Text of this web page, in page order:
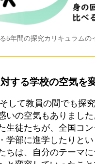
5年間の探究カリキュラムの
する学校の空気を
して教員の間でも探
いの空気もありまし
生徒たちが、全国コ
学部に進学したりと
ちは、自分のテーマ